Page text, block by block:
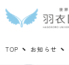
TOP お知らせ